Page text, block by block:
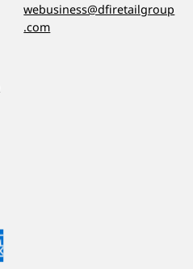
webusiness@dfiretailgroup
.com